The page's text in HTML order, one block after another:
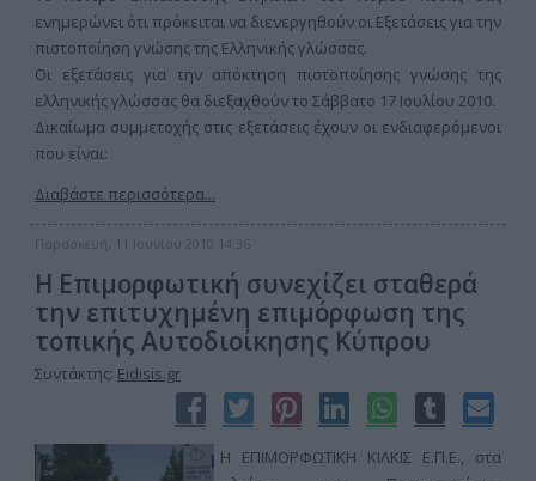
ενημερώνει ότι πρόκειται να διενεργηθούν οι Εξετάσεις για την
πιστοποίηση γνώσης της Ελληνικής γλώσσας.
Οι εξετάσεις για την απόκτηση πιστοποίησης γνώσης της
ελληνικής γλώσσας θα διεξαχθούν το Σάββατο 17 Ιουλίου 2010.
Δικαίωμα συμμετοχής στις εξετάσεις έχουν οι ενδιαφερόμενοι
που είναι:
Διαβάστε περισσότερα...
Παρασκευή, 11 Ιουνίου 2010 14:36
H Eπιμορφωτική συνεχίζει σταθερά
την επιτυχημένη επιμόρφωση της
τοπικής Αυτοδιοίκησης Κύπρου
Συντάκτης: Eidisis.gr
Η ΕΠΙΜΟΡΦΩΤΙΚΗ ΚΙΛΚΙΣ Ε.Π.Ε., στα